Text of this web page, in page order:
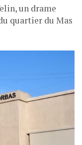
un drame
quartier du Mas